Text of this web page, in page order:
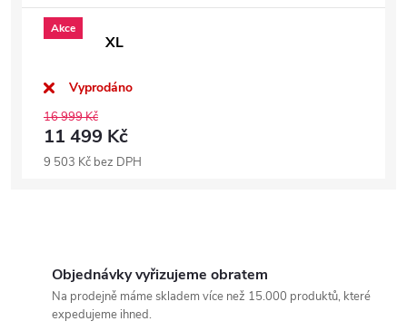
Akce
XL
Vyprodáno
16 999 Kč
11 499 Kč
9 503 Kč bez DPH
Objednávky vyřizujeme obratem
Na prodejně máme skladem více než 15.000 produktů, které
expedujeme ihned.